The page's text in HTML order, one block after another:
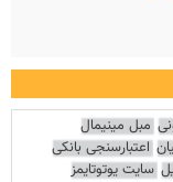
مبل مینیمال
اعتبارسنجی بانکی
سایت یوتوتایمز